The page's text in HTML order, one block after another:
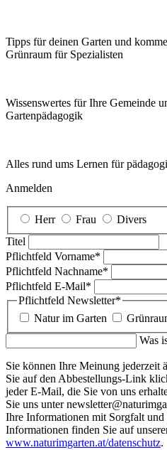
Tipps für deinen Garten und
Grünraum für Spezialisten
Wissenswertes für Ihre Gemeinde
Garten­pädagogik
Alles rund ums Lernen für
Anmelden
Herr Frau
Divers
Titel
Pflichtfeld Vorname*
Pflichtfeld Nachname*
Pflichtfeld E-Mail*
Pflichtfeld Newsletter*
Natur im Garten
Was
Sie können Ihre Meinung jederzeit
Sie auf den Abbestellungs-Link
jeder E-Mail, die Sie von uns
Sie uns unter
Ihre Informationen mit Sorgfalt und
Informationen finden Sie auf
www.naturimgarten.at/datenschutz.